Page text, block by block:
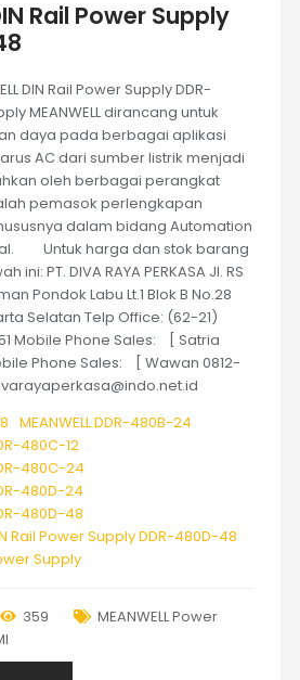
Rail Power Supply
DIN Rail Power Supply DDR-
MEANWELL dirancang untuk
daya pada berbagai aplikasi
AC dari sumber listrik menjadi
oleh berbagai perangkat
pemasok perlengkapan
dalam bidang Automation
Untuk harga dan stok barang
PT. DIVA RAYA PERKASA Jl. RS
Pondok Labu Lt.1 Blok B No.28
Selatan Telp Office: (62-21)
Mobile Phone Sales: [ Satria
Phone Sales: [ Wawan 0812-
MEANWELL DDR-480B-24
480C-12
480C-24
480D-24
480D-48
Rail Power Supply DDR-480D-48
Supply
359
MEANWELL Power